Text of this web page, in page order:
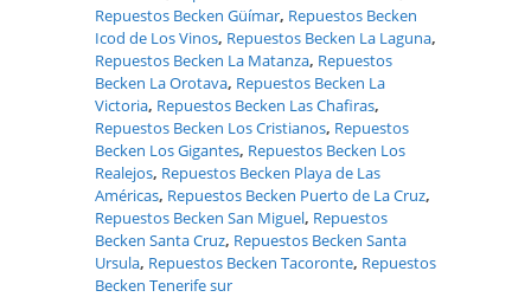
Repuestos Becken Güímar, Repuestos Becken
Icod de Los Vinos, Repuestos Becken La Laguna,
Repuestos Becken La Matanza, Repuestos
Becken La Orotava, Repuestos Becken La
Victoria, Repuestos Becken Las Chafiras,
Repuestos Becken Los Cristianos, Repuestos
Becken Los Gigantes, Repuestos Becken Los
Realejos, Repuestos Becken Playa de Las
Américas, Repuestos Becken Puerto de La Cruz,
Repuestos Becken San Miguel, Repuestos
Becken Santa Cruz, Repuestos Becken Santa
Ursula, Repuestos Becken Tacoronte, Repuestos
Becken Tenerife sur